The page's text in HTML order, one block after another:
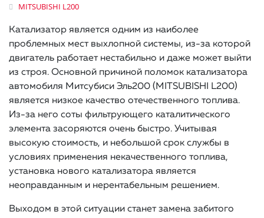
MITSUBISHI L200
Катализатор является одним из наиболее
проблемных мест выхлопной системы, из-за которой
двигатель работает нестабильно и даже может выйти
из строя. Основной причиной поломок катализатора
автомобиля Митсубиси Эль200 (MITSUBISHI L200)
является низкое качество отечественного топлива.
Из-за него соты фильтрующего каталитического
элемента засоряются очень быстро. Учитывая
высокую стоимость, и небольшой срок службы в
условиях применения некачественного топлива,
установка нового катализатора является
неоправданным и нерентабельным решением.
Выходом в этой ситуации станет замена забитого